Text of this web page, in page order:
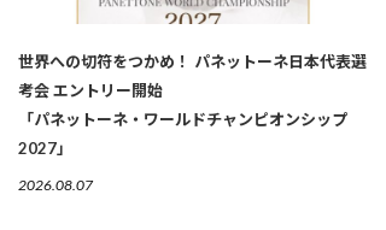
世界への切符をつかめ！ パネットーネ日本代表選
考会 エントリー開始
「パネットーネ・ワールドチャンピオンシップ
2027」
2026.08.07